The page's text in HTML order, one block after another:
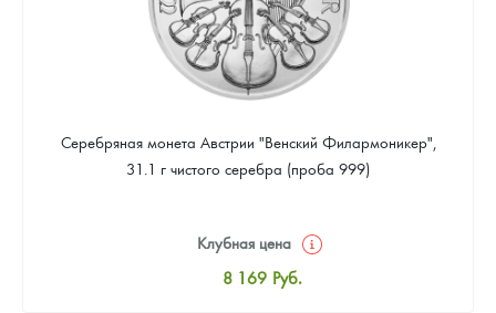
Серебряная монета Австрии "Венский Филармоникер",
31.1 г чистого серебра (проба 999)
Клубная цена
8 169 Руб.